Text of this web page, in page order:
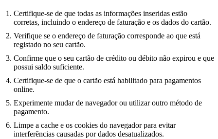
Certifique-se de que todas as informações inseridas estão
corretas, incluindo o endereço de faturação e os dados do cartão.
Verifique se o endereço de faturação corresponde ao que está
registado no seu cartão.
Confirme que o seu cartão de crédito ou débito não expirou e que
possui saldo suficiente.
Certifique-se de que o cartão está habilitado para pagamentos
online.
Experimente mudar de navegador ou utilizar outro método de
pagamento.
Limpe a cache e os cookies do navegador para evitar
interferências causadas por dados desatualizados.